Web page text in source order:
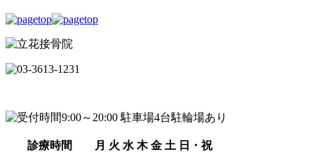
診療時間 月 火 水 木 金 土 日・祝